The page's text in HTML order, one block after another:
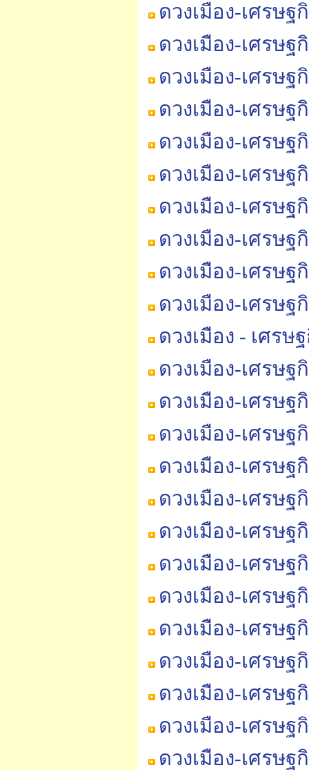
ดวงเมือง-เศรษ
ดวงเมือง-เศรษ
ดวงเมือง-เศรษ
ดวงเมือง-เศรษ
ดวงเมือง-เศรษ
ดวงเมือง-เศรษ
ดวงเมือง-เศรษ
ดวงเมือง-เศรษ
ดวงเมือง-เศรษ
ดวงเมือง-เศรษ
ดวงเมือง - เศร
ดวงเมือง-เศรษ
ดวงเมือง-เศรษ
ดวงเมือง-เศรษ
ดวงเมือง-เศรษ
ดวงเมือง-เศรษ
ดวงเมือง-เศรษ
ดวงเมือง-เศรษ
ดวงเมือง-เศรษ
ดวงเมือง-เศรษ
ดวงเมือง-เศรษ
ดวงเมือง-เศรษ
ดวงเมือง-เศรษ
ดวงเมือง-เศรษ